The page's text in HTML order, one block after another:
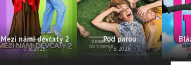
Mezi námi děvčaty 2
7. 8. 2025
Pod parou
7. 8. 2025